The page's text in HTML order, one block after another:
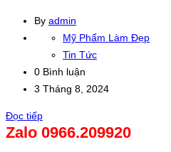
By admin
Mỹ Phẩm Làm Đẹp
Tin Tức
0 Bình luận
3 Tháng 8, 2024
Đọc tiếp
Zalo 0966.209920